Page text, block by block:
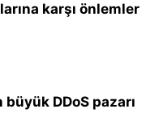
karşı önlemler
büyük DDoS pazarı